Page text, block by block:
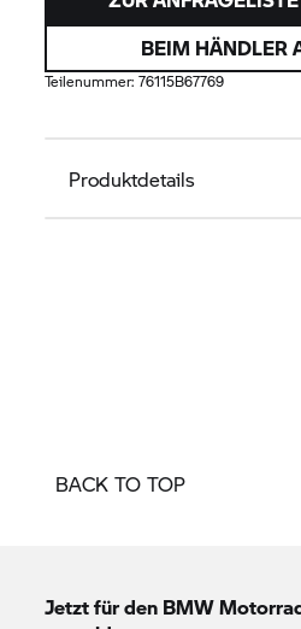
BEIM HÄNDLER
Teilenummer:76115B67769
Produktdetails
BACK TO TOP
Jetzt für den BMW